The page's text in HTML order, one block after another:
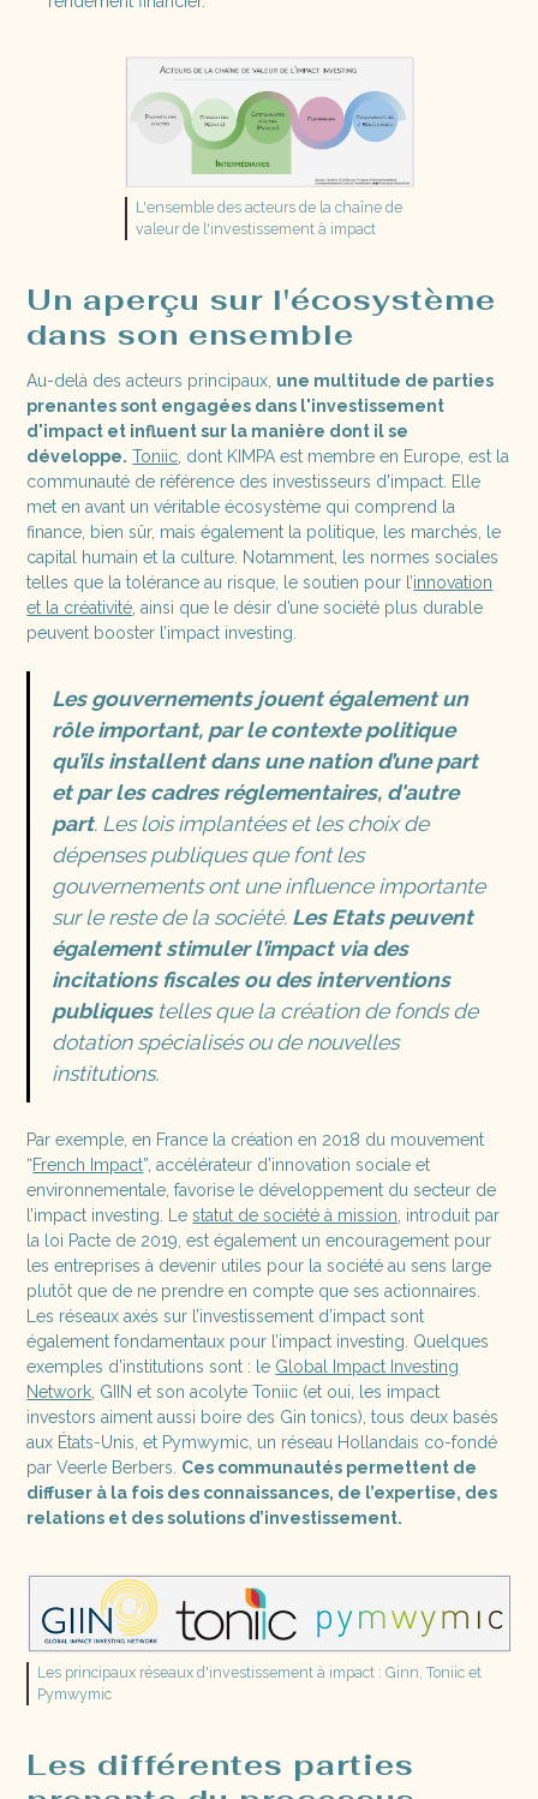
L'ensemble des acteurs de la chaîne de
valeur de l'investissement à impact
Un aperçu sur l'écosystème
dans son ensemble
Au-delà des acteurs principaux, une multitude de parties
prenantes sont engagées dans l'investissement
d'impact et influent sur la manière dont il se
développe. Toniic , dont KIMPA est membre en Europe, est la
communauté de référence des investisseurs d'impact. Elle
met en avant un véritable écosystème qui comprend la
finance, bien sûr, mais également la politique, les marchés, le
capital humain et la culture. Notamment, les normes sociales
telles que la tolérance au risque, le soutien pour l’innovation
et la créativité , ainsi que le désir d’une société plus durable
peuvent booster l’impact investing.
Les gouvernements jouent également un
rôle important, par le contexte politique
qu’ils installent dans une nation d’une part
et par les cadres réglementaires, d'autre
part. Les lois implantées et les choix de
dépenses publiques que font les
gouvernements ont une influence importante
sur le reste de la société. Les Etats peuvent
également stimuler l’impact via des
incitations fiscales ou des interventions
publiquestelles que la création de fonds de
dotation spécialisés ou de nouvelles
institutions.
Par exemple, en France la création en 2018 du mouvement
“French Impact”, accélérateur d’innovation sociale et
environnementale, favorise le développement du secteur de
l’impact investing. Lestatut de société à mission , introduit par
la loi Pacte de 2019, est également un encouragement pour
les entreprises à devenir utiles pour la société au sens large
plutôt que de ne prendre en compte que ses actionnaires.
Les réseaux axés sur l’investissement d’impact sont
également fondamentaux pour l’impact investing. Quelques
exemples d’institutions sont : le Global Impact Investing
Network , GIIN et son acolyte Toniic (et oui, les impact
investors aiment aussi boire des Gin tonics), tous deux basés
aux États-Unis, et Pymwymic, un réseau Hollandais co-fondé
par Veerle Berbers. Ces communautés permettent de
diffuser à la fois des connaissances, de l’expertise, des
relations et des solutions d’investissement.
Les principaux réseaux d'investissement à impact : Ginn, Toniic et
Pymwymic
Les différentes parties